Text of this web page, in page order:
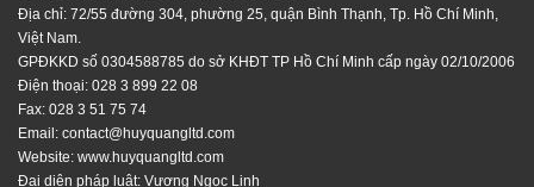
Địa chỉ: 72/55 đường 304, phường 25, quận Bình Thạnh, Tp. Hồ Chí Minh,
Việt Nam.
GPĐKKD số 0304588785 do sở KHĐT TP Hồ Chí Minh cấp ngày 02/10/2006
Điện thoại: 028 3 899 22 08
Fax: 028 3 51 75 74
Email: contact@huyquangltd.com
Website: www.huyquangltd.com
Đại diện pháp luật: Vương Ngọc Linh